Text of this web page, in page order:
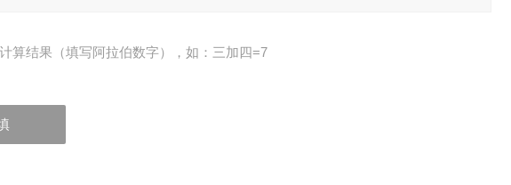
算结果（填写阿拉伯数字），如：三加四=7